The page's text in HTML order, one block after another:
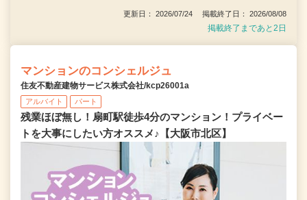
更新日： 2026/07/24 掲載終了日： 2026/08/08
掲載終了まであと2日
マンションのコンシェルジュ
住友不動産建物サービス株式会社/kcp26001a
アルバイト パート
残業ほぼ無し！扇町駅徒歩4分のマンション！プライベー
トを大事にしたい方オススメ♪【大阪市北区】